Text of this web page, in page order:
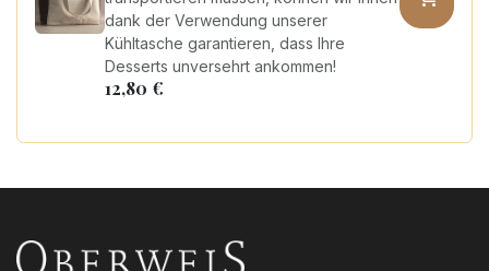
dank der Verwendung unserer
Kühltasche garantieren, dass Ihre
Desserts unversehrt ankommen!
12,80 €